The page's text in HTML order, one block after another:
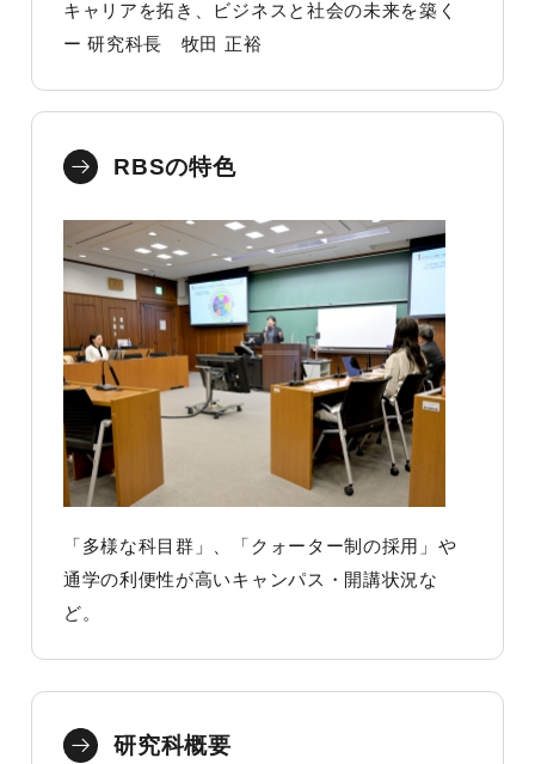
キャリアを拓き、ビジネスと社会の未来を築く
ー 研究科長 牧田 正裕
RBSの特色
「多様な科目群」、「クォーター制の採用」や
通学の利便性が高いキャンパス・開講状況な
ど。
研究科概要